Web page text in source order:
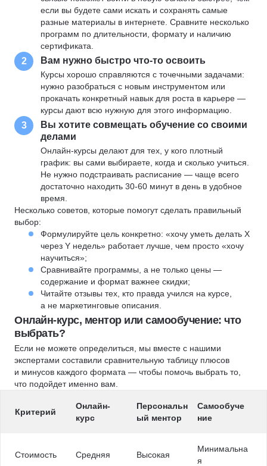
если вы будете сами искать и сохранять самые
разные материалы в интернете. Сравните несколько
программ по длительности, формату и наличию
сертификата.
2 Вам нужно быстро что-то освоить
Курсы хорошо справляются с точечными задачами:
нужно разобраться с новым инструментом или
прокачать конкретный навык для роста в карьере —
курсы дают всю нужную для этого информацию.
3
Вы хотите совмещать обучение со своими
делами
Онлайн-курсы делают для тех, у кого плотный
график: вы сами выбираете, когда и сколько учиться.
Не нужно подстраивать расписание — чаще всего
достаточно находить 30-60 минут в день в удобное
время.
Несколько советов, которые помогут сделать правильный
выбор:
Формулируйте цель конкретно: «хочу уметь делать X
через Y недель» работает лучше, чем просто «хочу
научиться»;
Сравнивайте программы, а не только цены —
содержание и формат важнее скидки;
Читайте отзывы тех, кто правда учился на курсе,
а не маркетинговые описания.
Онлайн-курс, ментор или самообучение: что
выбрать?
Если не можете определиться, мы вместе с нашими
экспертами составили сравнительную таблицу плюсов
и минусов каждого формата — чтобы помочь выбрать то,
что подойдет именно вам.
Критерий
Онлайн-
курс
Персональн
ый ментор
Самообуче
ние
Стоимость Средняя Высокая
Минимальна
я